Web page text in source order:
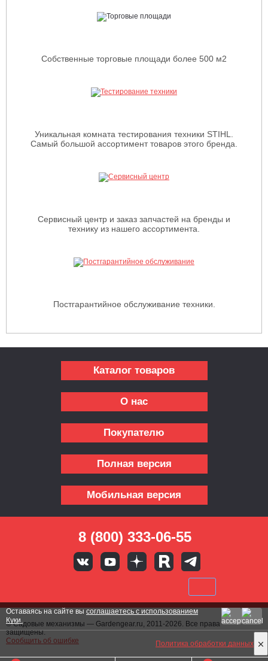
Собственные торговые площади более 500 м2
Уникальная комната тестирования техники STIHL.
Самый большой ассортимент товаров этого бренда.
Сервисный центр и заказ запчастей на бренды и
технику из нашего ассортимента.
Постгарантийное обслуживание техники.
Каталог товаров
О нас
Покупателю
Полная версия
Мобильная версия
8 (800) 333-06-55
© Садовые механизмы — Gardengear.ru, 2011-2026. Все права
защищены.
Сообщить об ошибке
Политика обработки данных
Оставаясь на сайте вы соглашаетесь с использованием
Куки.